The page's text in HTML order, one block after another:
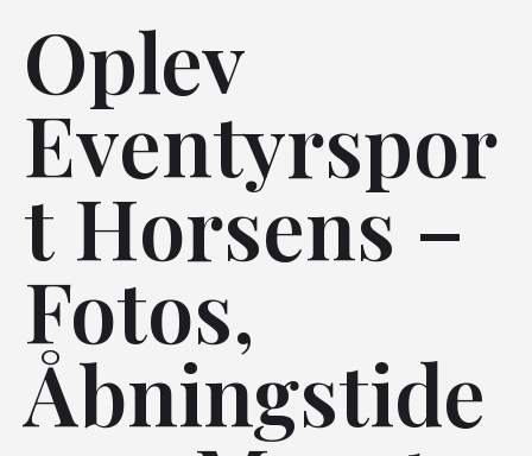
Oplev
Eventyrspor
t Horsens –
Fotos,
Åbningstide